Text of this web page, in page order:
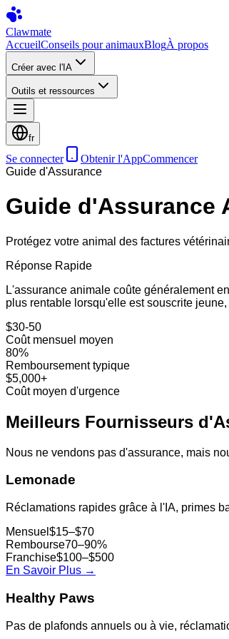
Clawmate
AccueilConseils pour animauxBlogÀ propos
Créer avec l'IA
Outils et ressources
fr
Se connecter Obtenir l'AppCommencer
Guide d'Assurance
Guide d'Assurance
Protégez votre animal des factures
Réponse Rapide
L'assurance animale coûte généralement
plus rentable lorsqu'elle est souscrite
$30-50
Coût mensuel moyen
80%
Remboursement typique
$5,000+
Coût moyen d'urgence
Meilleurs Fournisseurs
Nous ne vendons pas d'assurance, mais
Lemonade
Réclamations rapides grâce à l'IA, primes
Mensuel $15–$70
Rembourse70–90%
Franchise$100–$500
En Savoir Plus →
Healthy Paws
Pas de plafonds annuels ou à vie,